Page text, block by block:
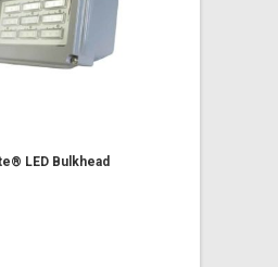
LED Bulkhead